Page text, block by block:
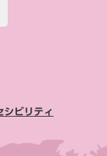
シビリティ